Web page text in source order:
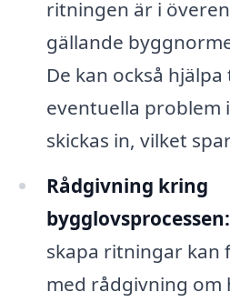
ritningen är i
gällande
De kan också
eventuella problem
skickas in, vilket
Rådgivning kring
bygglovsprocessen:
skapa ritningar kan
med rådgivning om